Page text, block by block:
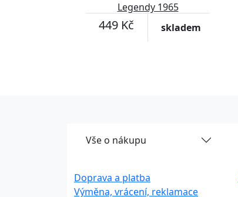
Legendy 1965
449 Kč skladem
Vše o nákupu
Doprava a platba
Výměna, vrácení, reklamace